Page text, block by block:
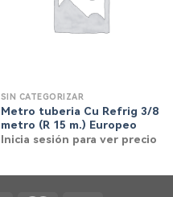
SIN CATEGORIZAR
Metro tuberia Cu Refrig 3/8
metro (R 15 m.) Europeo
Inicia sesión para ver precio